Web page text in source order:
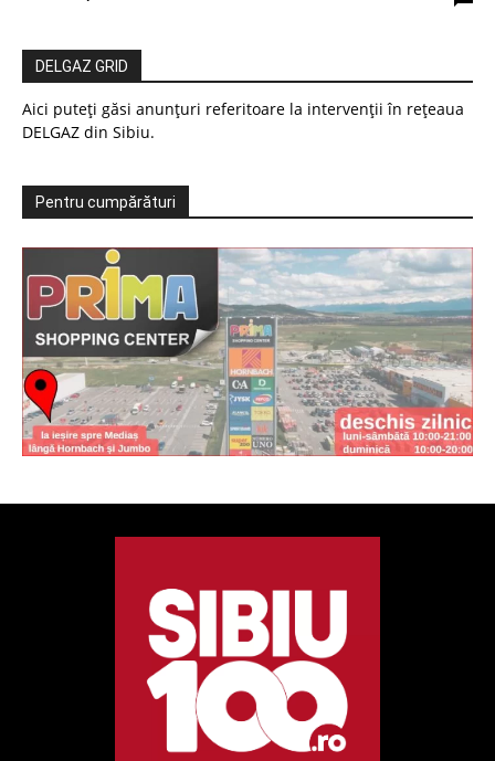
DELGAZ GRID
Aici puteți găsi anunțuri referitoare la intervenții în rețeaua
DELGAZ din Sibiu.
Pentru cumpărături